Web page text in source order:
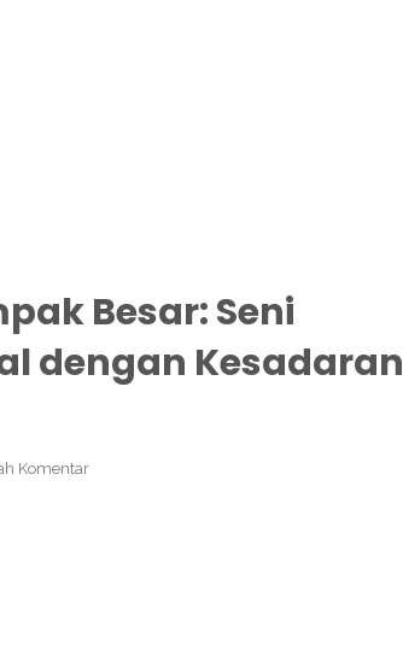
Besar: Seni
dengan Kesadaran
Komentar